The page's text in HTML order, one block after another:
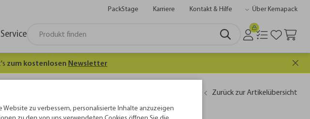
PackStage Karriere Kontakt & Hilfe Über Kemapack
Service
zum kostenlosen Newsletter
Zurück zur Artikelübersicht
zu verbessern, personalisierte Inhalte anzuzeigen